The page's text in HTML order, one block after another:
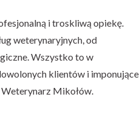
i troskliwą opiekę.
weterynaryjnych, od
Wszystko to w
klientów i imponujące
Mikołów.